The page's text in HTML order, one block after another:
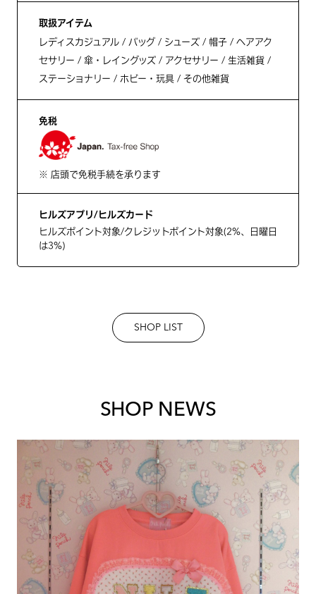
取扱アイテム
レディスカジュアル / バッグ / シューズ / 帽子 / ヘアアク
セサリー / 傘・レイングッズ / アクセサリー / 生活雑貨 /
ステーショナリー / ホビー・玩具 / その他雑貨
免税
※ 店頭で免税手続を承ります
ヒルズアプリ/ヒルズカード
ヒルズポイント対象/クレジットポイント対象(2%、日曜日
は3%)
SHOP LIST
SHOP NEWS